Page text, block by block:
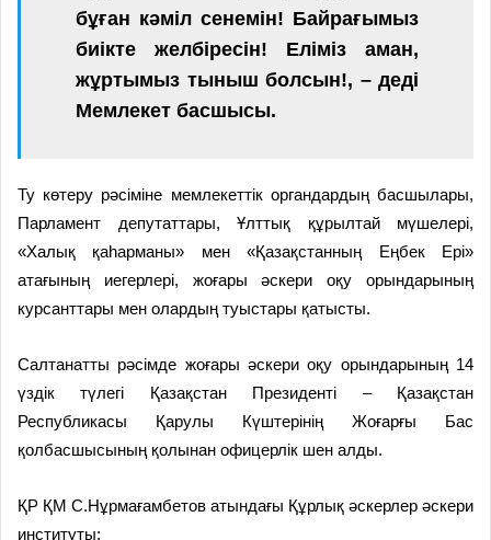
бұған кәміл сенемін! Байрағымыз
биікте желбіресін! Еліміз аман,
жұртымыз тыныш болсын!, – деді
Мемлекет басшысы.
Ту көтеру рәсіміне мемлекеттік органдардың басшылары,
Парламент депутаттары, Ұлттық құрылтай мүшелері,
«Халық қаһарманы» мен «Қазақстанның Еңбек Ері»
атағының иегерлері, жоғары әскери оқу орындарының
курсанттары мен олардың туыстары қатысты.
Салтанатты рәсімде жоғары әскери оқу орындарының 14
үздік түлегі Қазақстан Президенті – Қазақстан
Республикасы Қарулы Күштерінің Жоғарғы Бас
қолбасшысының қолынан офицерлік шен алды.
ҚР ҚМ С.Нұрмағамбетов атындағы Құрлық әскерлер әскери
институты: